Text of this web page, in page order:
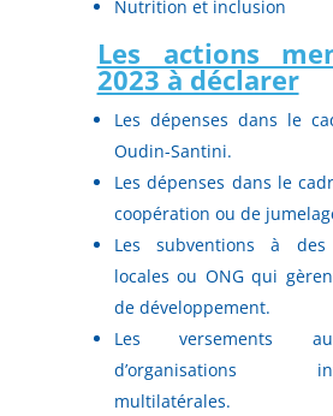
Nutrition et inclusion
Les actions
2023 à déclarer
Les dépenses dans le
Oudin-Santini.
Les dépenses dans le
coopération ou de
Les subventions à des
locales ou ONG qui
de développement.
Les versements
d’organisations
multilatérales.